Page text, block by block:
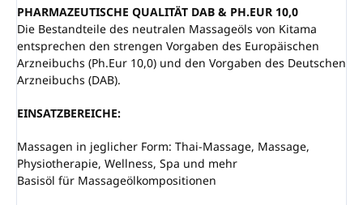
PHARMAZEUTISCHE QUALITÄT DAB & PH.EUR 10,0
Die Bestandteile des neutralen Massageöls von Kitama
entsprechen den strengen Vorgaben des Europäischen
Arzneibuchs (Ph.Eur 10,0) und den Vorgaben des Deutschen
Arzneibuchs (DAB).
EINSATZBEREICHE:
Massagen in jeglicher Form: Thai-Massage, Massage,
Physiotherapie, Wellness, Spa und mehr
Basisöl für Massageölkompositionen